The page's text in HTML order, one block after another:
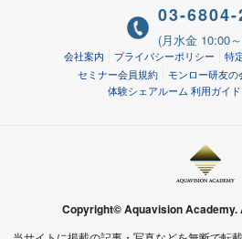
会社案内 プライバシーポリシー
特
セミナー会員規約
モンロー研友の
体験シェアルーム 利用ガイ
03-6804-
(月水金 10:00
Copyright© Aquavision Academy.